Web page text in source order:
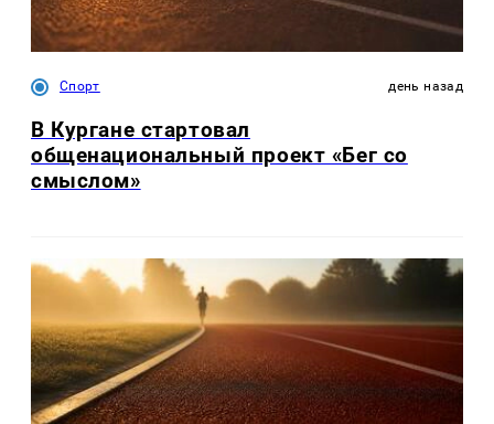
Спорт день назад
В Кургане стартовал
общенациональный проект «Бег со
смыслом»